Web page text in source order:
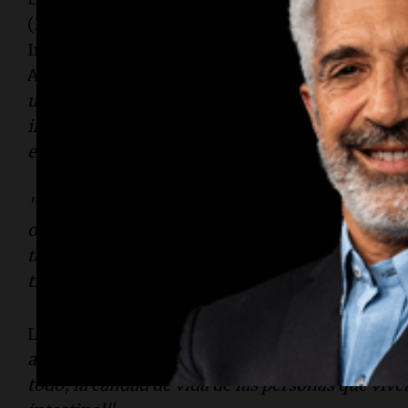
(M.N. 113.926), gastroenteróloga y
Inflamatoria Intestinal del Instituto de
Alemán de Buenos Aires, comentó sobre esta
un avance significativo en el tratamiento de la
intestinal al actuar de manera selectiva sobre
en el proceso inflamatorio crónico".
"Existen terapias dirigidas a esta vía, pero la
opciones disponibles dentro de esta clase, lo
tan heterogénea donde no todos los pacientes
tratamientos"
La Dra. González también expresó que esta
alternativa que puede contribuir a mejorar el
todo, la calidad de vida de las personas que